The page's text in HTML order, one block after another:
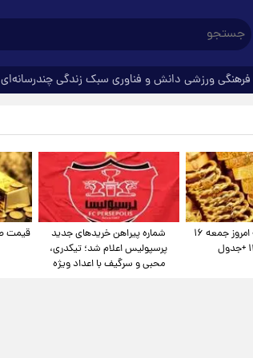
فرهنگیورزشی دانش و فناوری سبک زندگیچندرسانه‌ای
قیمت طلا و سکه امروز جمعه ۱۶
شماره پیراهن خریدهای جدید
پرسپولیس اعلام شد؛ تیکدری،
محبی و سرگیف با اعداد ویژه